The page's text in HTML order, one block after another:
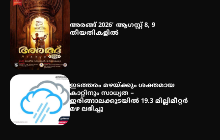
അരങ്ങ് 2026′ ആഗസ്റ്റ് 8, 9
തീയതികളിൽ
ഇടത്തരം മഴയ്ക്കും ശക്തമായ
കാറ്റിനും സാധ്യത –
ഇരിങ്ങാലക്കുടയിൽ 19.3 മില്ലിമീറ്റർ
മഴ ലഭിച്ചു